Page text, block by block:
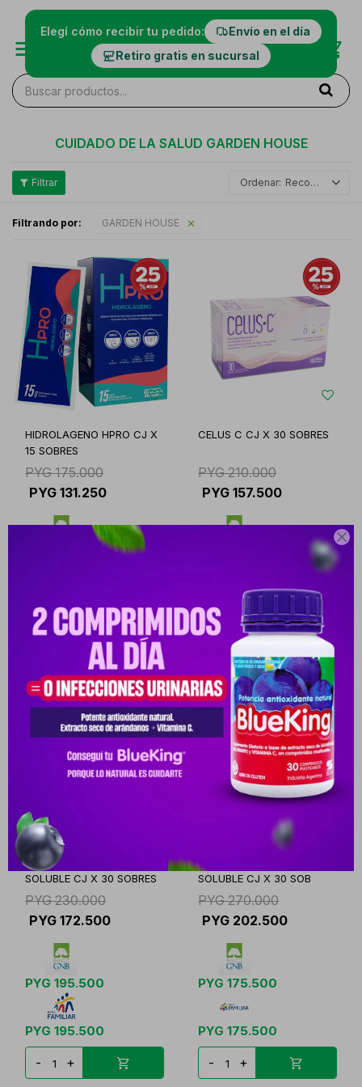

Elegí cómo recibir tu pedido:
Envío en el día
Retiro gratis en sucursal
CUIDADO DE LA SALUD GARDEN HOUSE
Recomendados
Filtrando por: GARDEN HOUSE
HIDROLAGENO HPRO CJ X
15 SOBRES
PYG 175.000
PYG 131.250
PYG 148.750
- +
CELUS C CJ X 30 SOBRES
PYG 210.000
PYG 157.500
PYG 178.500
- +
HIDROLAGENO PVO.
SOLUBLE CJ X 30 SOBRES
PYG 230.000
PYG 172.500
PYG 195.500
PYG 195.500
- +
HIDROLAGENO Q10 PVO.
SOLUBLE CJ X 30 SOB
PYG 270.000
PYG 202.500
PYG 175.500
PYG 175.500
- +